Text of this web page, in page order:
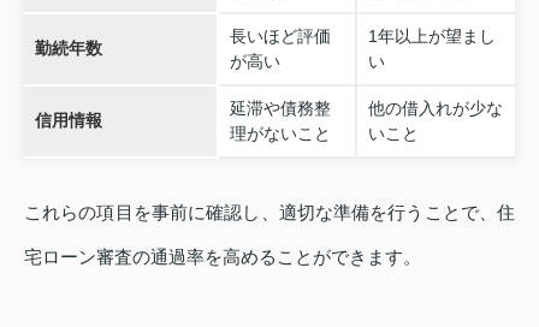
勤続年数
長いほど評価
が高い
1年以上が望まし
い
信用情報
延滞や債務整
理がないこと
他の借入れが少な
いこと
これらの項目を事前に確認し、適切な準備を行うことで、住
宅ローン審査の通過率を高めることができます。